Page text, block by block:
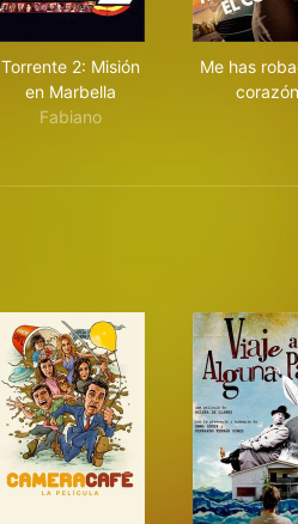
Torrente 2: Misión
en Marbella
Fabiano
Me has
corazón